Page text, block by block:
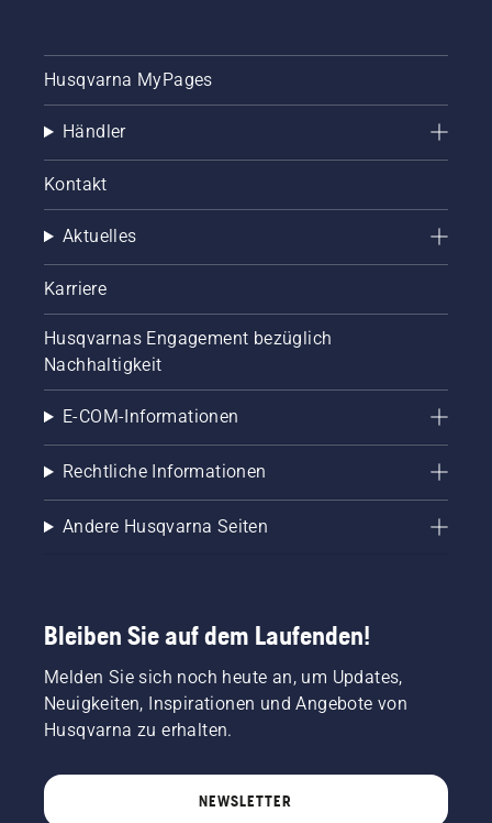
Husqvarna MyPages
Händler
Kontakt
Aktuelles
Karriere
Husqvarnas Engagement bezüglich
Nachhaltigkeit
E-COM-Informationen
Rechtliche Informationen
Andere Husqvarna Seiten
Bleiben Sie auf dem Laufenden!
Melden Sie sich noch heute an, um Updates,
Neuigkeiten, Inspirationen und Angebote von
Husqvarna zu erhalten.
NEWSLETTER